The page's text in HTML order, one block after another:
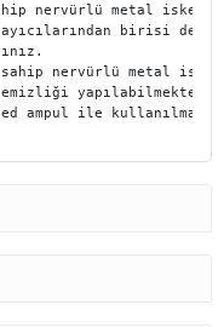
nervürlü metal
birisi de
sahip nervürlü metal
ampul ile